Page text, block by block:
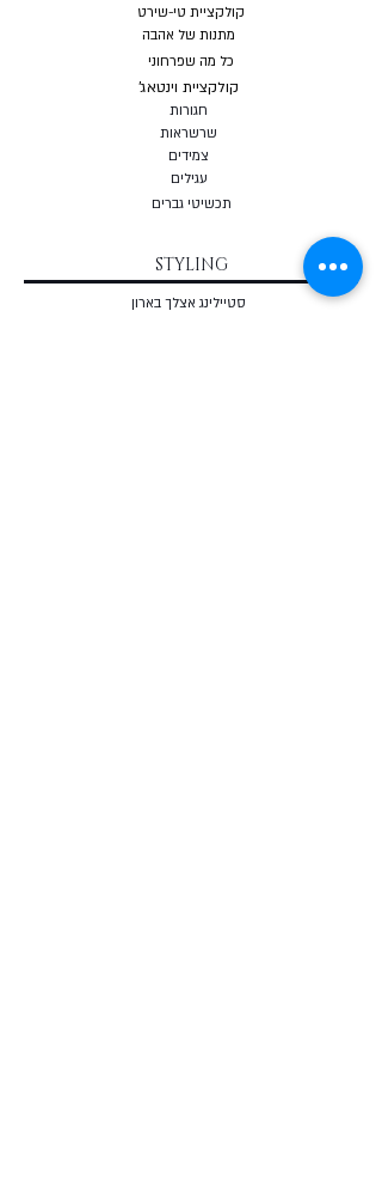
קולקציית טי-שירט
מתנות של אהבה
כל מה שפרחוני
קולקציית וינטאג'
חגורות
שרשראות
צמידים
עגילים
תכשיטי גברים
STYLING
סטיילינג אצלך בארון